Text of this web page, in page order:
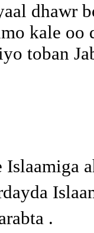
dhawr
kale oo
toban
Islaamiga
.